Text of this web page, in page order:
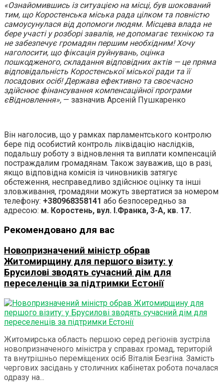
«Ознайомившись із ситуацією на місці, був шокований
тим, що Коростенська міська рада цілком та повністю
самоусунулася від допомоги людям. Місцева влада не
бере участі у розборі завалів, не допомагає технікою та
не забезпечує громадян першим необхідним! Хочу
наголосити, що фіксація руйнувань, оцінка
пошкодженого, складання відповідних актів — це пряма
відповідальність Коростенської міської ради та її
посадових осіб! Держава ефективно та своєчасно
здійснює фінансування компенсаційної програми
єВідновлення», — зазначив Арсеній Пушкаренко
Він наголосив, що у рамках парламентського контролю
бере під особистий контроль ліквідацію наслідків,
подальшу роботу з відновлення та виплати компенсацій
постраждалим громадянам. Також зауважив, що в разі,
якщо відповідна комісія із чиновників затягує
обстеження, несправедливо здійснює оцінку та інші
зловживання, громадяни можуть звертатися за номером
телефону: +380968358141 або безпосередньо за
адресою: м. Коростень, вул. І.Франка, 3-А, кв. 17.
Рекомендовано для вас
Новопризначений міністр обрав
Житомирщину для першого візиту: у
Брусилові зводять сучасний дім для
переселенців за підтримки Естонії
Житомирська область першою серед регіонів зустріла
новопризначеного міністра у справах громад, територій
та внутрішньо переміщених осіб Віталія Безгіна. Замість
чергових засідань у столичних кабінетах робота почалася
одразу на...